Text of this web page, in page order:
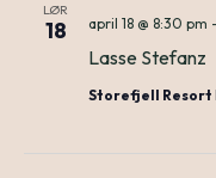
LØR
18
Lasse Stefanz
april 18 @ 8:30 pm -
Storefjell Resort